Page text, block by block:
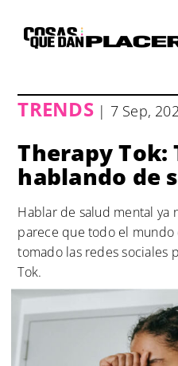
contenido
TRENDS| 7 Sep,
Therapy
hablando de
Hablar de salud mental ya
parece que todo el
tomado las redes sociales
Tok.